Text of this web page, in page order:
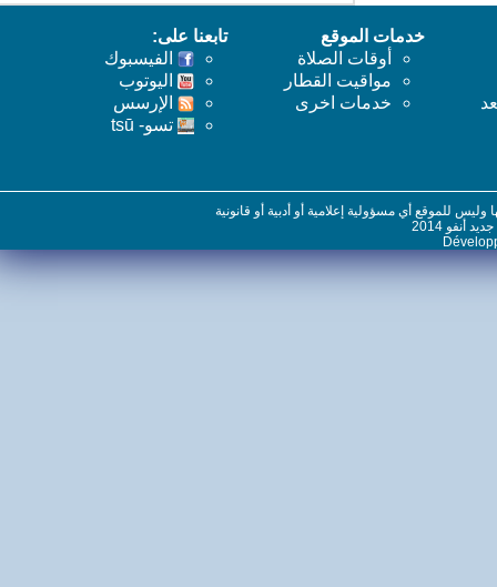
خدمات الموقع
أوقات الصلاة
مواقيت القطار
خدمات اخرى
تابعنا على:
الفيسبوك
اليوتوب
اﻹرسس
تسو- tsū
للموقع أي مسؤولية إعلامية أو أدبية أو قانونية
2014